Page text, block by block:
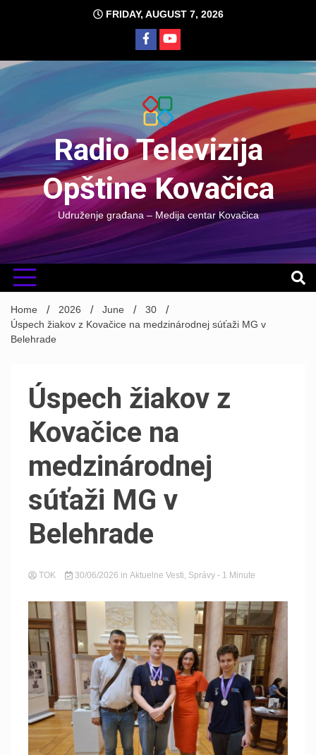
FRIDAY, AUGUST 7, 2026
Radio Televizija
Opštine Kovačica
Udruženje građana – Medija centar Kovačica
Home 2026 June
30
Úspech žiakov z Kovačice na medzinárodnej súťaži MG v
Belehrade
Úspech žiakov z
Kovačice na
medzinárodnej
súťaži MG v
Belehrade
TOK 30/06/2026 in Aktuelne Vesti, Správy - 1 Minute